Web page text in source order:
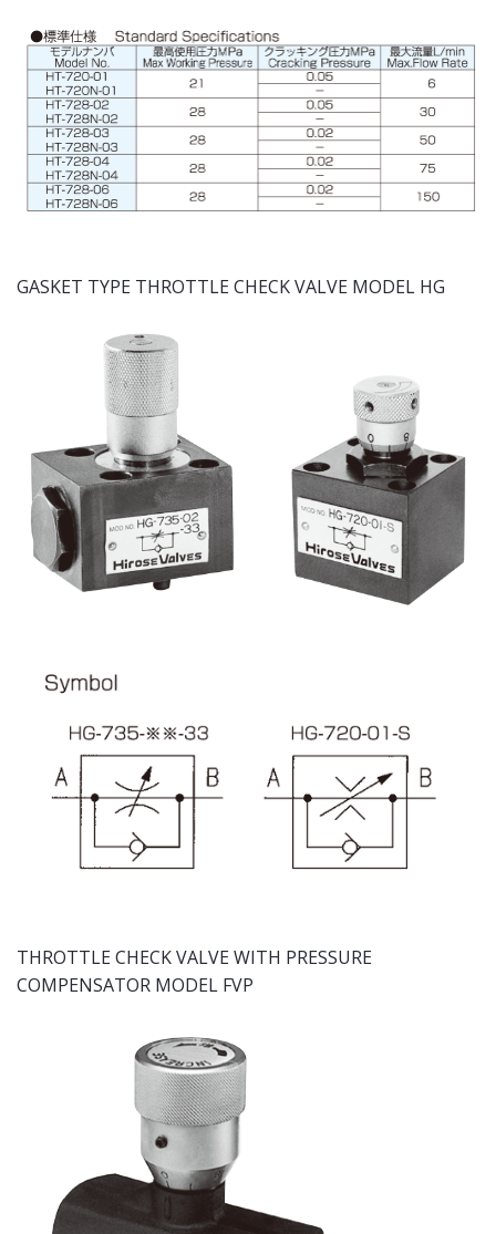
GASKET TYPE THROTTLE CHECK VALVE MODEL HG
THROTTLE CHECK VALVE WITH PRESSURE
COMPENSATOR MODEL FVP